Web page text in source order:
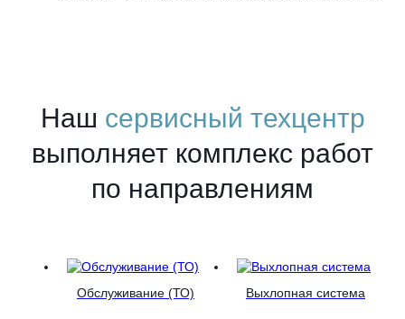
Наш сервисный техцентр
выполняет комплекс работ
по направлениям
Обслуживание (ТО) Выхлопная система